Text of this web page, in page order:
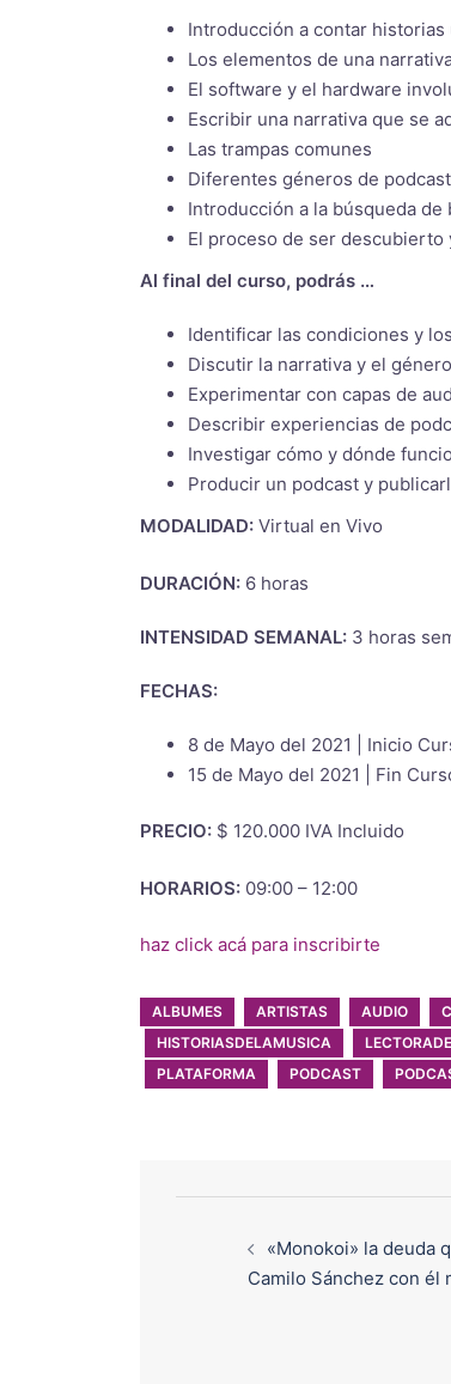
Introducción a contar historias
Los elementos de una
El software y el hardware
Escribir una narrativa que se
Las trampas comunes
Diferentes géneros de podcast
Introducción a la búsqueda de
El proceso de ser descubierto
Al final del curso, podrás …
Identificar las condiciones y
Discutir la narrativa y el
Experimentar con capas de
Describir experiencias de
Investigar cómo y dónde
Producir un podcast y
MODALIDAD: Virtual en Vivo
DURACIÓN: 6 horas
INTENSIDAD SEMANAL: 3 horas
FECHAS:
8 de Mayo del 2021 | Inicio
15 de Mayo del 2021 | Fin
PRECIO: $ 120.000 IVA Incluido
HORARIOS: 09:00 – 12:00
haz click acá para inscribirte
ALBUMES ARTISTAS AUDIO
HISTORIASDELAMUSICA
PLATAFORMA
PODCAST
«Monokoi» la deuda
Camilo Sánchez con él